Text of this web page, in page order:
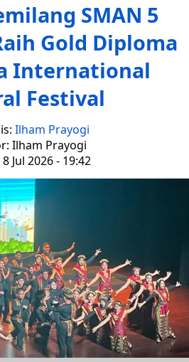
SMAN 5
Gold Diploma
International
Festival
Ilham Prayogi
Ilham Prayogi
Jul 2026 - 19:42